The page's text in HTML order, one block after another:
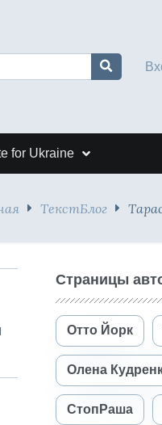
for Ukraine
ТекстБлог
Страницы
Отто Йорк
Олена
СтопРаша